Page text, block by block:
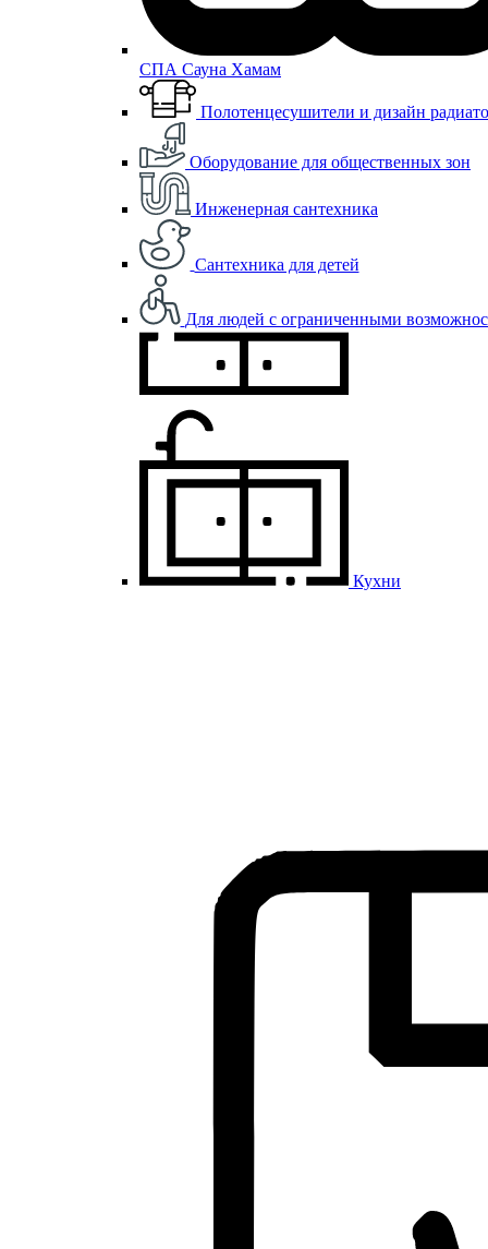
СПА Сауна Хамам
Полотенцесушители и дизайн
Оборудование для общественных зон
Инженерная сантехника
Сантехника для детей
Для людей с ограниченными
Кухни